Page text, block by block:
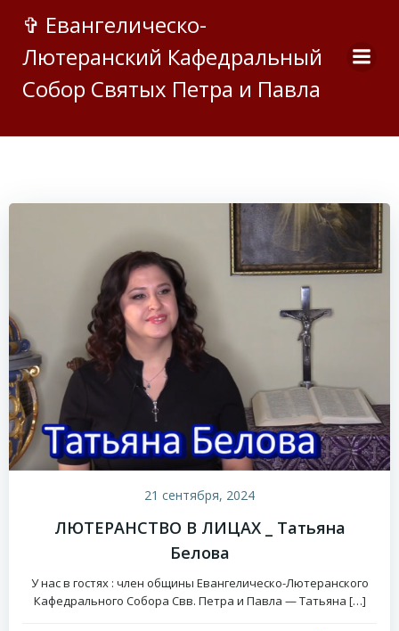
к
содержимому
✞ Евангелическо-
Лютеранский Кафедральный
Собор Святых Петра и Павла
21 сентября, 2024
ЛЮТЕРАНСТВО В ЛИЦАХ _ Татьяна
Белова
У нас в гостях : член общины Евангелическо-Лютеранского
Кафедрального Собора Свв. Петра и Павла — Татьяна […]